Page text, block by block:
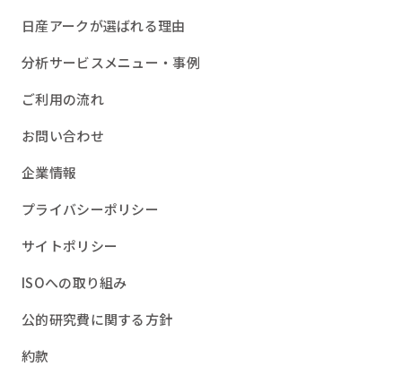
日産アークが選ばれる理由
分析サービスメニュー・事例
ご利用の流れ
お問い合わせ
企業情報
プライバシーポリシー
サイトポリシー
ISOへの取り組み
公的研究費に関する方針
約款